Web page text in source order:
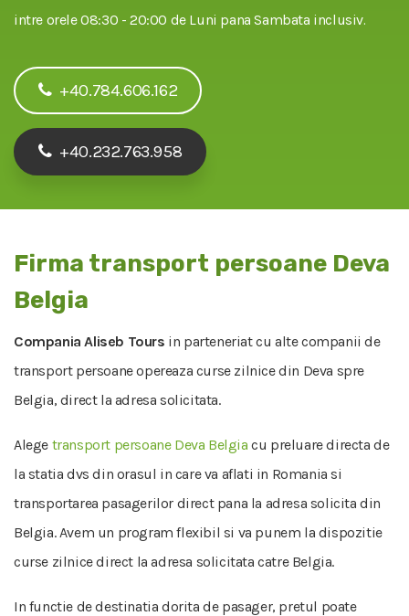
intre orele 08:30 - 20:00 de Luni pana Sambata inclusiv.
+40.784.606.162
+40.232.763.958
Firma transport persoane Deva
Belgia
Compania Aliseb Tours in parteneriat cu alte companii de
transport persoane opereaza curse zilnice din Deva spre
Belgia, direct la adresa solicitata.
Alege transport persoane Deva Belgia cu preluare directa de
la statia dvs din orasul in care va aflati in Romania si
transportarea pasagerilor direct pana la adresa solicita din
Belgia. Avem un program flexibil si va punem la dispozitie
curse zilnice direct la adresa solicitata catre Belgia.
In functie de destinatia dorita de pasager, pretul poate